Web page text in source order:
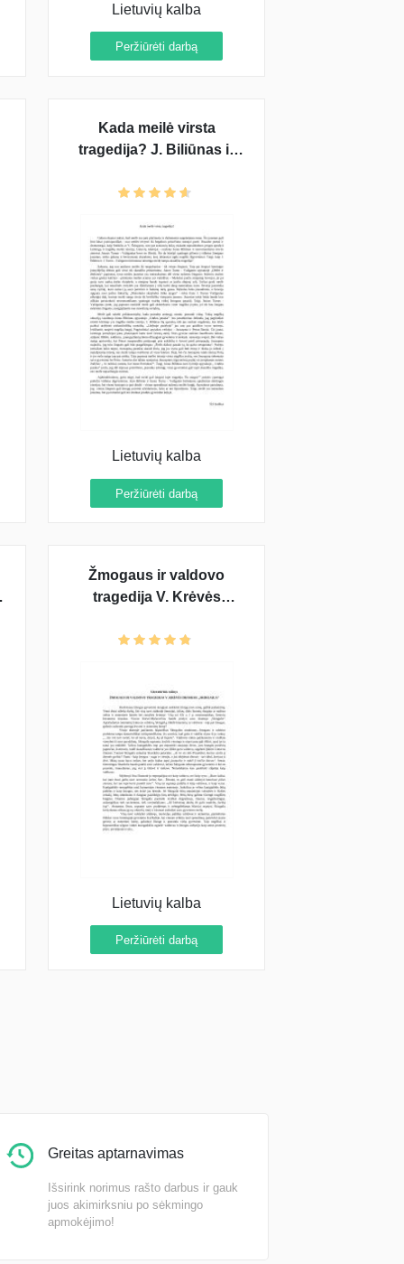
Lietuvių kalba
Peržiūrėti darbą
Kada meilė virsta
tragedija? J. Biliūnas ir
Lietuvių kalba
Peržiūrėti darbą
Žmogaus ir valdovo
tragedija V. Krėvės
Lietuvių kalba
Peržiūrėti darbą
Greitas aptarnavimas
Išsirink norimus rašto darbus ir gauk
juos akimirksniu po sėkmingo
apmokėjimo!